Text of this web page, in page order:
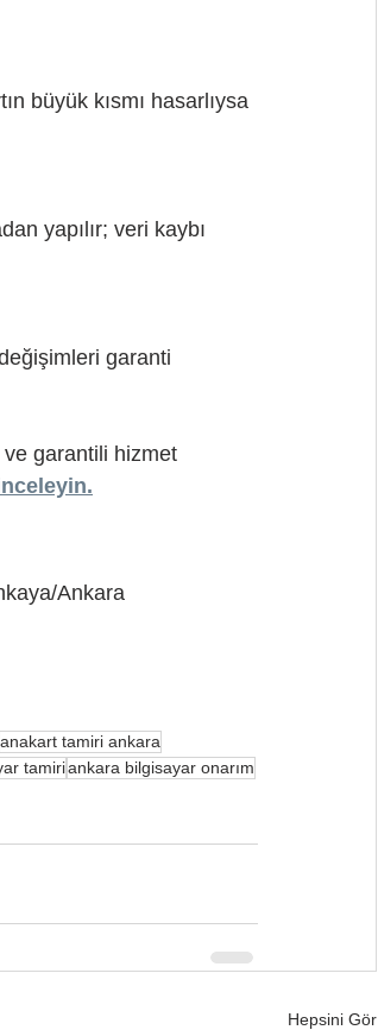
büyük kısmı hasarlıysa
yapılır; veri kaybı
garanti
garantili hizmet
Ankara
anakart tamiri ankara
tamiriankara bilgisayar onarım
Hepsini Gör